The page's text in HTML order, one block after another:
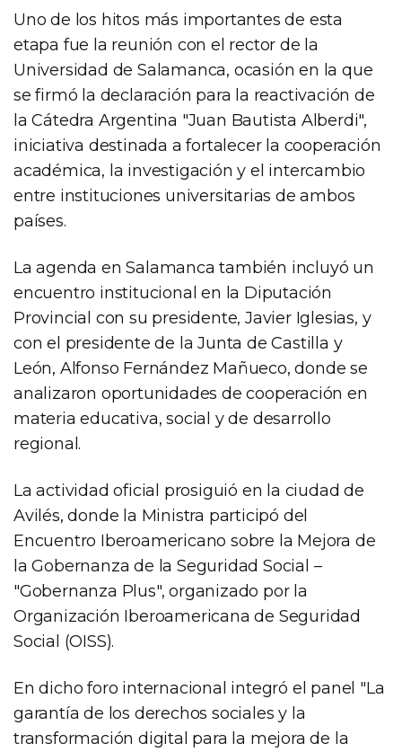
Uno de los hitos más importantes de esta
etapa fue la reunión con el rector de la
Universidad de Salamanca, ocasión en la que
se firmó la declaración para la reactivación de
la Cátedra Argentina "Juan Bautista Alberdi",
iniciativa destinada a fortalecer la cooperación
académica, la investigación y el intercambio
entre instituciones universitarias de ambos
países.
La agenda en Salamanca también incluyó un
encuentro institucional en la Diputación
Provincial con su presidente, Javier Iglesias, y
con el presidente de la Junta de Castilla y
León, Alfonso Fernández Mañueco, donde se
analizaron oportunidades de cooperación en
materia educativa, social y de desarrollo
regional.
La actividad oficial prosiguió en la ciudad de
Avilés, donde la Ministra participó del
Encuentro Iberoamericano sobre la Mejora de
la Gobernanza de la Seguridad Social –
"Gobernanza Plus", organizado por la
Organización Iberoamericana de Seguridad
Social (OISS).
En dicho foro internacional integró el panel "La
garantía de los derechos sociales y la
transformación digital para la mejora de la